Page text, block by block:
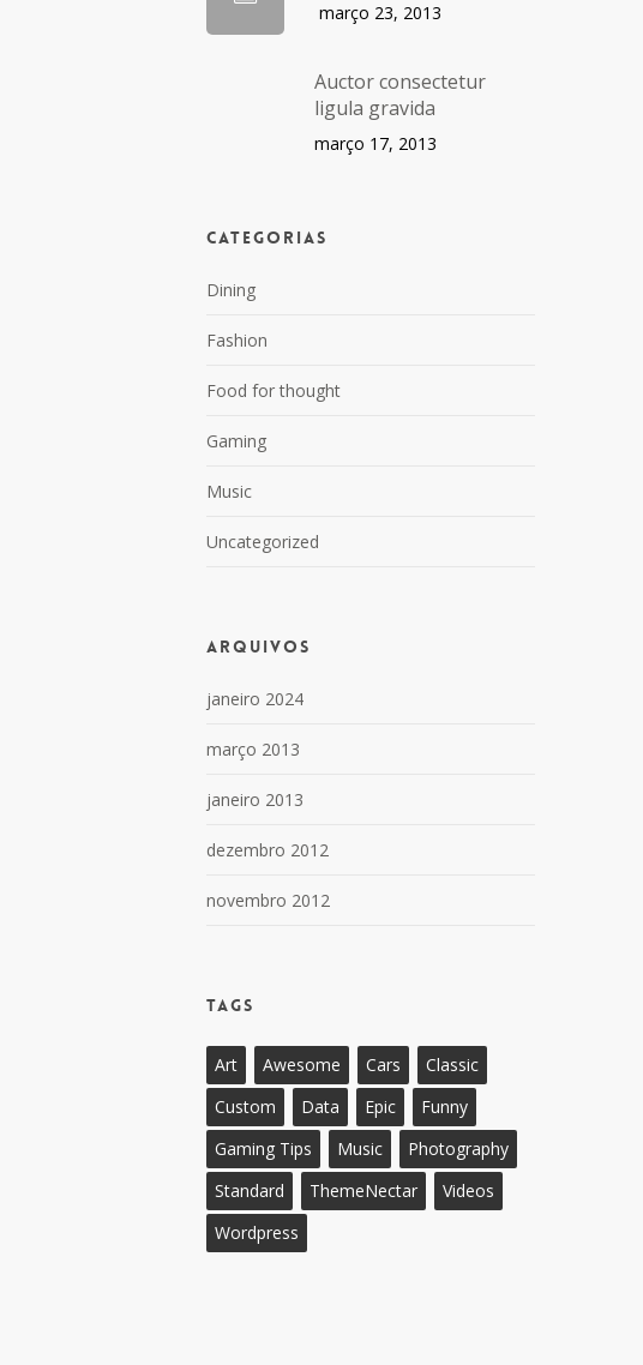
março 23, 2013
Auctor consectetur
ligula gravida
março 17, 2013
Categorias
Dining
Fashion
Food for thought
Gaming
Music
Uncategorized
Arquivos
janeiro 2024
março 2013
janeiro 2013
dezembro 2012
novembro 2012
Tags
Art Awesome Cars
Classic
Custom
Data Epic
Funny
Gaming Tips
Music
Photography
Standard
ThemeNectar
Videos
Wordpress